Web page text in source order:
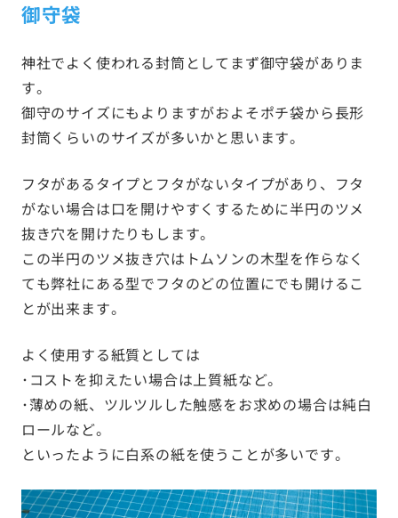
御守袋
神社でよく使われる封筒としてまず御守袋がありま
す。
御守のサイズにもよりますがおよそポチ袋から長形
封筒くらいのサイズが多いかと思います。
フタがあるタイプとフタがないタイプがあり、フタ
がない場合は口を開けやすくするために半円のツメ
抜き穴を開けたりもします。
この半円のツメ抜き穴はトムソンの木型を作らなく
ても弊社にある型でフタのどの位置にでも開けるこ
とが出来ます。
よく使用する紙質としては
･コストを抑えたい場合は上質紙など。
･薄めの紙、ツルツルした触感をお求めの場合は純白
ロールなど。
といったように白系の紙を使うことが多いです。